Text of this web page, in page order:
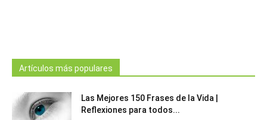
Artículos más populares
Las Mejores 150 Frases de la Vida |
Reflexiones para todos...